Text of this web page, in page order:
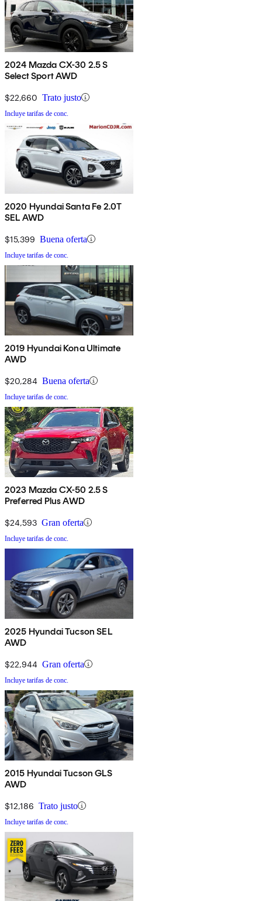
2024 Mazda CX-30 2.5 S
Select Sport AWD
$22,660 Trato justo
Incluye tarifas de conc.
2020 Hyundai Santa Fe 2.0T
SEL AWD
$15,399 Buena oferta
Incluye tarifas de conc.
2019 Hyundai Kona Ultimate
AWD
$20,284 Buena oferta
Incluye tarifas de conc.
2023 Mazda CX-50 2.5 S
Preferred Plus AWD
$24,593 Gran oferta
Incluye tarifas de conc.
2025 Hyundai Tucson SEL
AWD
$22,944 Gran oferta
Incluye tarifas de conc.
2015 Hyundai Tucson GLS
AWD
$12,186 Trato justo
Incluye tarifas de conc.